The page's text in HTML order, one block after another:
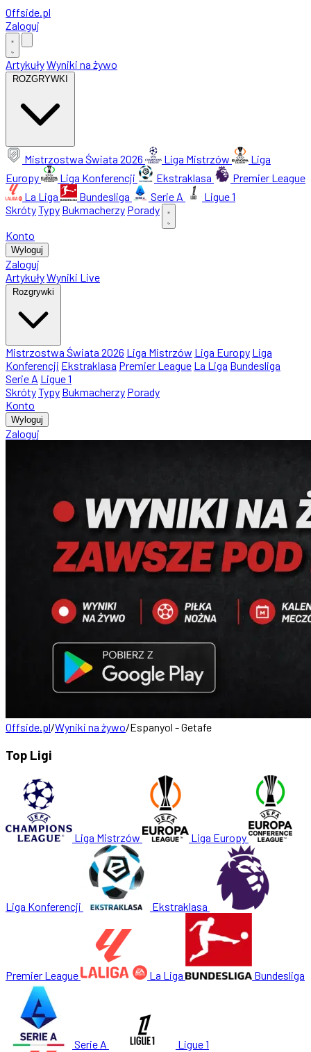
Offside.pl
Zaloguj
ArtykułyWyniki na żywo
ROZGRYWKI
Mistrzostwa Świata 2026 Liga Mistrzów
Liga
Europy
Liga Konferencji Ekstraklasa
Premier League
La Liga
Bundesliga Serie A
Ligue 1
SkrótyTypy Bukmacherzy Porady
Konto
Wyloguj
Zaloguj
ArtykułyWyniki Live
Rozgrywki
Mistrzostwa Świata 2026 Liga Mistrzów Liga Europy Liga
Konferencji Ekstraklasa Premier League La Liga Bundesliga
Serie A Ligue 1
SkrótyTypy Bukmacherzy Porady
Konto
Wyloguj
Zaloguj
Offside.pl/Wyniki na żywo/Espanyol - Getafe
Top Ligi
Liga Mistrzów Liga Europy
Liga Konferencji Ekstraklasa
Premier League La Liga Bundesliga
Serie A Ligue 1